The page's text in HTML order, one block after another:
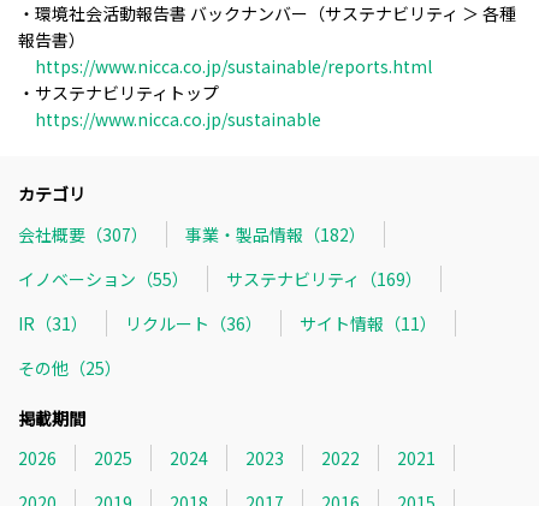
・環境社会活動報告書 バックナンバー（サステナビリティ ＞ 各種
報告書）
https://www.nicca.co.jp/sustainable/reports.html
・サステナビリティトップ
https://www.nicca.co.jp/sustainable
カテゴリ
会社概要（307）
事業・製品情報（182）
イノベーション（55）
サステナビリティ（169）
IR（31）
リクルート（36）
サイト情報（11）
その他（25）
掲載期間
2026
2025 2024 2023 2022
2021